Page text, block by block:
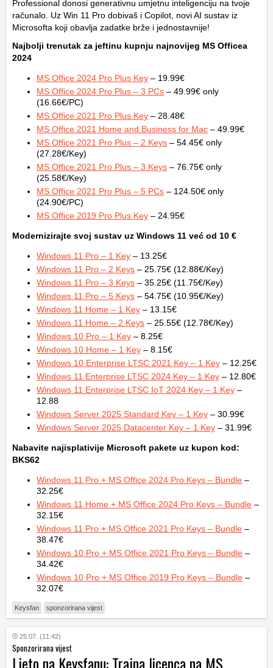
Professional donosi generativnu umjetnu inteligenciju na tvoje
računalo. Uz Win 11 Pro dobivaš i Copilot, novi AI sustav iz
Microsofta koji obavlja zadatke brže i jednostavnije!
Najbolji trenutak za jeftinu kupnju najnovijeg MS Officea
2024
MS Office 2024 Pro Plus Key – 19.99€
MS Office 2024 Pro Plus – 3 PCs – 49.99€ only
(16.66€/PC)
MS Office 2021 Pro Plus Key – 28.48€
MS Office 2021 Home and Business for Mac – 49.99€
MS Office 2021 Pro Plus – 2 Keys – 54.45€ only
(27.28€/Key)
MS Office 2021 Pro Plus – 3 Keys – 76.75€ only
(25.58€/Key)
MS Office 2021 Pro Plus – 5 PCs – 124.50€ only
(24.90€/PC)
MS Office 2019 Pro Plus Key – 24.95€
Modernizirajte svoj sustav uz Windows 11 već od 10 €
Windows 11 Pro – 1 Key – 13.25€
Windows 11 Pro – 2 Keys – 25.75€ (12.88€/Key)
Windows 11 Pro – 3 Keys – 35.25€ (11.75€/Key)
Windows 11 Pro – 5 Keys – 54.75€ (10.95€/Key)
Windows 11 Home – 1 Key – 13.15€
Windows 11 Home – 2 Keys – 25.55€ (12.78€/Key)
Windows 10 Pro – 1 Key – 8.25€
Windows 10 Home – 1 Key – 8.15€
Windows 10 Enterprise LTSC 2021 Key – 1 Key – 12.25€
Windows 11 Enterprise LTSC 2024 Key – 1 Key – 12.80€
Windows 11 Enterprise LTSC IoT 2024 Key – 1 Key –
12.88
Windows Server 2025 Standard Key – 1 Key – 30.99€
Windows Server 2025 Datacenter Key – 1 Key – 31.99€
Nabavite najisplativije Microsoft pakete uz kupon kod:
BKS62
Windows 11 Pro + MS Office 2024 Pro Keys – Bundle –
32.25€
Windows 11 Home + MS Office 2024 Pro Keys – Bundle –
32.15€
Windows 11 Pro + MS Office 2021 Pro Keys – Bundle –
38.47€
Windows 10 Pro + MS Office 2021 Pro Keys – Bundle –
34.42€
Windows 10 Pro + MS Office 2019 Pro Keys – Bundle –
32.07€
Keysfan sponzorirana vijest
25.07. (11:42)
Sponzorirana vijest
Ljeto na Keysfanu: Trajna licenca na MS